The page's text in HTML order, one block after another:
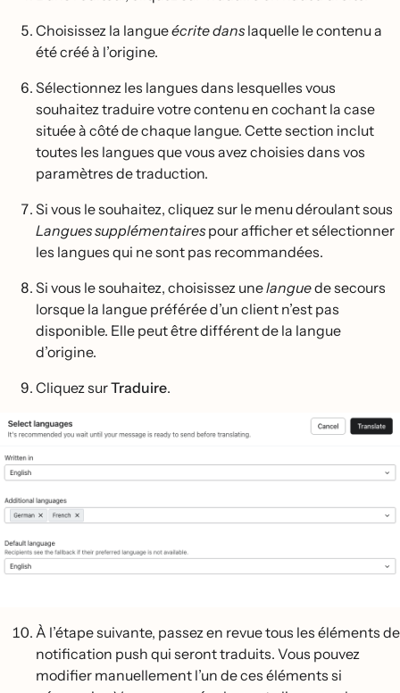
Choisissez la langueécrite danslaquelle le contenu a
été créé à l’origine.
Sélectionnez les langues dans lesquelles vous
souhaitez traduire votre contenu en cochant la case
située à côté de chaque langue. Cette section inclut
toutes les langues que vous avez choisies dans vos
paramètres de traduction.
Si vous le souhaitez, cliquez sur le menu déroulant sous
Langues supplémentairespour afficher et sélectionner
les langues qui ne sont pas recommandées.
Si vous le souhaitez, choisissez unelanguede secours
lorsque la langue préférée d’un client n’est pas
disponible. Elle peut être différent de la langue
d’origine.
Cliquez surTraduire.
À l’étape suivante, passez en revue tous les éléments de
notification push qui seront traduits. Vous pouvez
modifier manuellement l’un de ces éléments si